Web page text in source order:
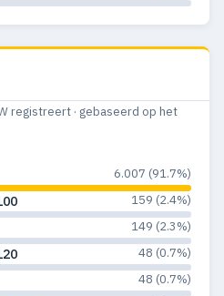
registreert · gebaseerd op het
6.007 (91.7%)
159 (2.4%)
149 (2.3%)
48 (0.7%)
48 (0.7%)